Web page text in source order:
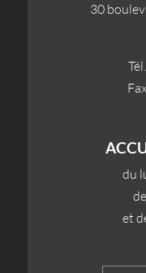
30
du
et